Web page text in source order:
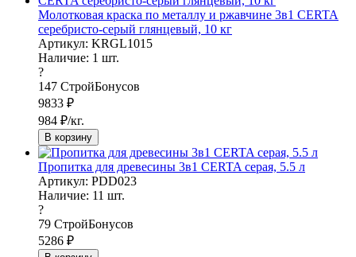
Молотковая краска по металлу и ржавчине 3в1 CERTA
серебристо-серый глянцевый, 10 кг
Артикул: KRGL1015
Наличие: 1 шт.
?
147 СтройБонусов
9833 ₽
984 ₽/кг.
В корзину
Пропитка для древесины 3в1 CERTA серая, 5.5 л
Артикул: PDD023
Наличие: 11 шт.
?
79 СтройБонусов
5286 ₽